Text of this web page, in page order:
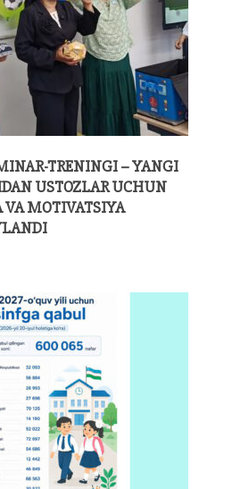
TRENINGI – YANGI
USTOZLAR UCHUN
VA MOTIVATSIYA